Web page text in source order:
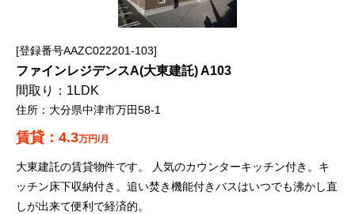
登録番号AAZC022201-103
ファインレジデンスA(大東建託) A103
1LDK
大分県中津市万田58-1
4.3万円/月
大東建託の賃貸物件です。 人気のカウンターキッチン付き。キ
ッチン床下収納付き。追い焚き機能付きバスはいつでも沸かし直
しが出来て便利で経済的。